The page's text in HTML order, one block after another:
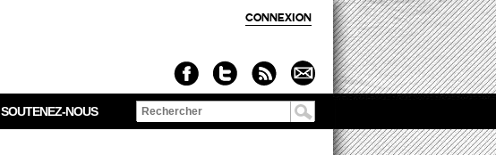
CONNEXION
SOUTENEZ-NOUS
Formulaire de